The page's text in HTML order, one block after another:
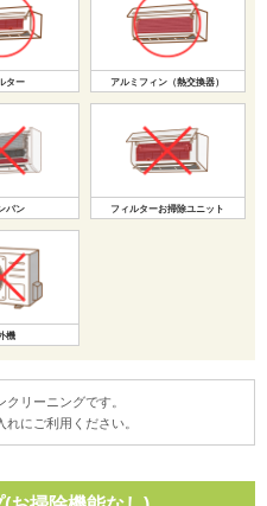
ター アルミフィン（熱交換器）
パン フィルターお掃除ユニット
機
リーニングです。
にご利用ください。